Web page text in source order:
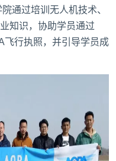
通过培训无人机技术、
知识，协助学员通过
飞行执照，并引导学员成